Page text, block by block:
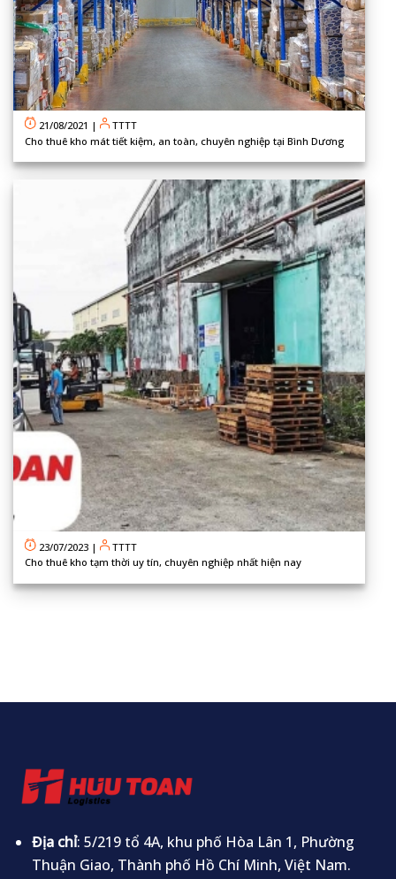
21/08/2021 |
TTTT
Cho thuê kho mát tiết kiệm, an toàn, chuyên nghiệp tại Bình Dương
23/07/2023 |
TTTT
Cho thuê kho tạm thời uy tín, chuyên nghiệp nhất hiện nay
Địa chỉ: 5/219 tổ 4A, khu phố Hòa Lân 1, Phường
Thuận Giao, Thành phố Hồ Chí Minh, Việt Nam.